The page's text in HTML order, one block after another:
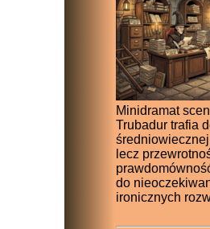
Minidramat
Trubadur trafia
średniowiecznej
lecz
do
ironicznych